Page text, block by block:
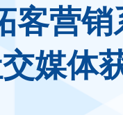
客营销
媒体